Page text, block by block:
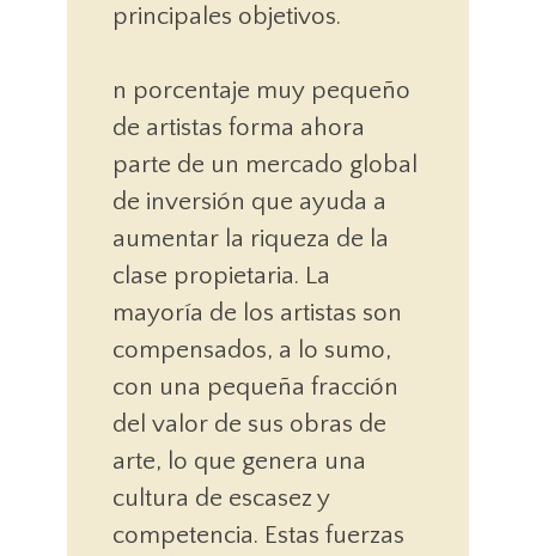
principales objetivos.
n porcentaje muy pequeño
de artistas forma ahora
parte de un mercado global
de inversión que ayuda a
aumentar la riqueza de la
clase propietaria. La
mayoría de los artistas son
compensados, a lo sumo,
con una pequeña fracción
del valor de sus obras de
arte, lo que genera una
cultura de escasez y
competencia. Estas fuerzas